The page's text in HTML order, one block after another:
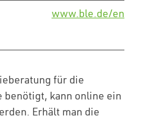
www.ble.de/
für die
benötigt, kann online ein
Erhält man die